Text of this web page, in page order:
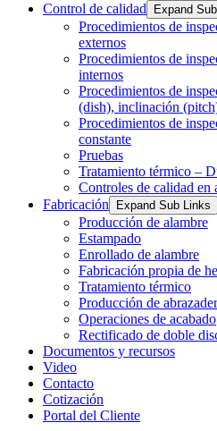
Control de calidad Expand
Procedimientos de
externos
Procedimientos de
internos
Procedimientos de
(dish), inclinación
Procedimientos de
constante
Pruebas
Tratamiento térmico –
Controles de calidad en
Fabricación
Expand Sub Links
Producción de alambre
Estampado
Enrollado de alambre
Fabricación propia de
Tratamiento térmico
Producción de
Operaciones de acabado
Rectificado de doble
Documentos y recursos
Video
Contacto
Cotización
Portal del Cliente